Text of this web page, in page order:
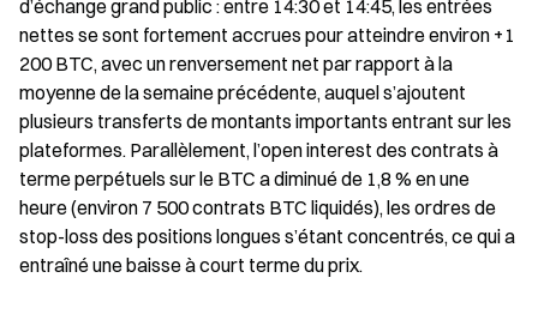
d’échange grand public : entre 14:30 et 14:45, les entrées
nettes se sont fortement accrues pour atteindre environ +1
200 BTC, avec un renversement net par rapport à la
moyenne de la semaine précédente, auquel s’ajoutent
plusieurs transferts de montants importants entrant sur les
plateformes. Parallèlement, l’open interest des contrats à
terme perpétuels sur le BTC a diminué de 1,8 % en une
heure (environ 7 500 contrats BTC liquidés), les ordres de
stop-loss des positions longues s’étant concentrés, ce qui a
entraîné une baisse à court terme du prix.